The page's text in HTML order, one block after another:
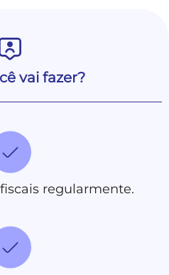
vai fazer?
regularmente.